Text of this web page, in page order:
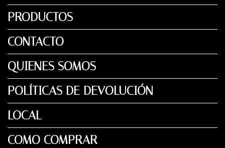
PRODUCTOS
CONTACTO
QUIENES SOMOS
POLÍTICAS DE DEVOLUCIÓN
LOCAL
COMO COMPRAR